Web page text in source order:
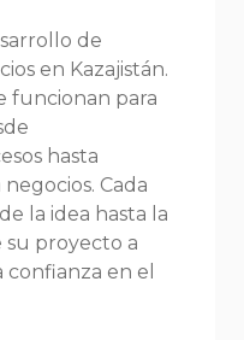
de
en Kazajistán.
funcionan para
hasta
Cada
la idea hasta la
proyecto a
en el